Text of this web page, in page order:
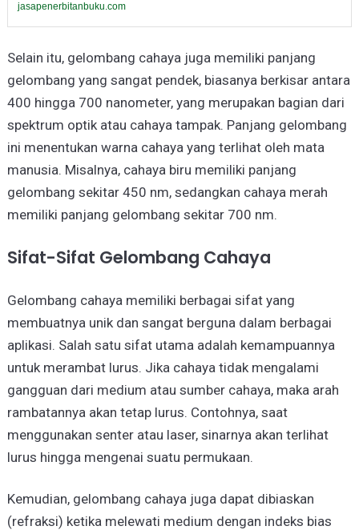
jasapenerbitanbuku.com
Selain itu, gelombang cahaya juga memiliki panjang
gelombang yang sangat pendek, biasanya berkisar antara
400 hingga 700 nanometer, yang merupakan bagian dari
spektrum optik atau cahaya tampak. Panjang gelombang
ini menentukan warna cahaya yang terlihat oleh mata
manusia. Misalnya, cahaya biru memiliki panjang
gelombang sekitar 450 nm, sedangkan cahaya merah
memiliki panjang gelombang sekitar 700 nm.
Sifat-Sifat Gelombang Cahaya
Gelombang cahaya memiliki berbagai sifat yang
membuatnya unik dan sangat berguna dalam berbagai
aplikasi. Salah satu sifat utama adalah kemampuannya
untuk merambat lurus. Jika cahaya tidak mengalami
gangguan dari medium atau sumber cahaya, maka arah
rambatannya akan tetap lurus. Contohnya, saat
menggunakan senter atau laser, sinarnya akan terlihat
lurus hingga mengenai suatu permukaan.
Kemudian, gelombang cahaya juga dapat dibiaskan
(refraksi) ketika melewati medium dengan indeks bias